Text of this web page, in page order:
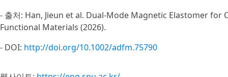
- 출처: Han, Jieun et al. Dual-Mode Magnetic Elastomer
Functional Materials (2026).
- DOI: http://doi.org/10.1002/adfm.75790